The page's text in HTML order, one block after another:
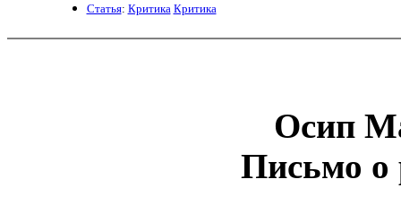
Статья: Критика Критика
Осип
Письмо о